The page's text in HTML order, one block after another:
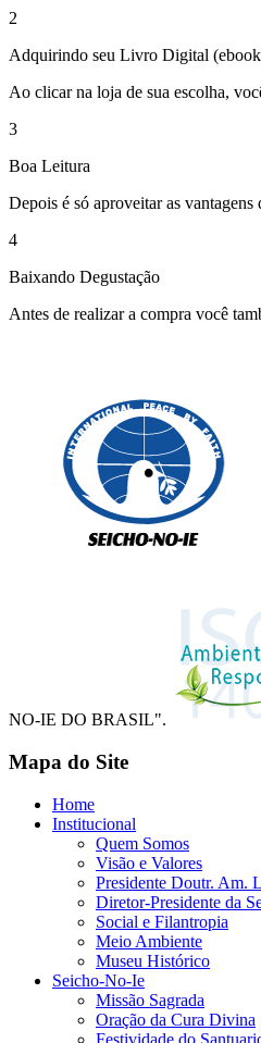
2
Adquirindo seu Livro Digital
Ao clicar na loja de sua escolha,
3
Boa Leitura
Depois é só aproveitar as
4
Baixando Degustação
Antes de realizar a compra você
NO-IE DO BRASIL".
Mapa do Site
Home
Institucional
Quem Somos
Visão e Valores
Presidente Doutr. Am.
Diretor-Presidente da
Social e Filantropia
Meio Ambiente
Museu Histórico
Seicho-No-Ie
Missão Sagrada
Oração da Cura Divina
Festividade do